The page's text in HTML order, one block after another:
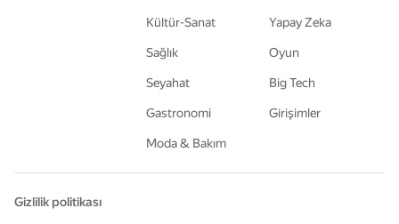
Kültür-Sanat
Sağlık
Seyahat
Gastronomi
Moda & Bakım
Yapay Zeka
Oyun
Big Tech
Girişimler
Gizlilik politikası